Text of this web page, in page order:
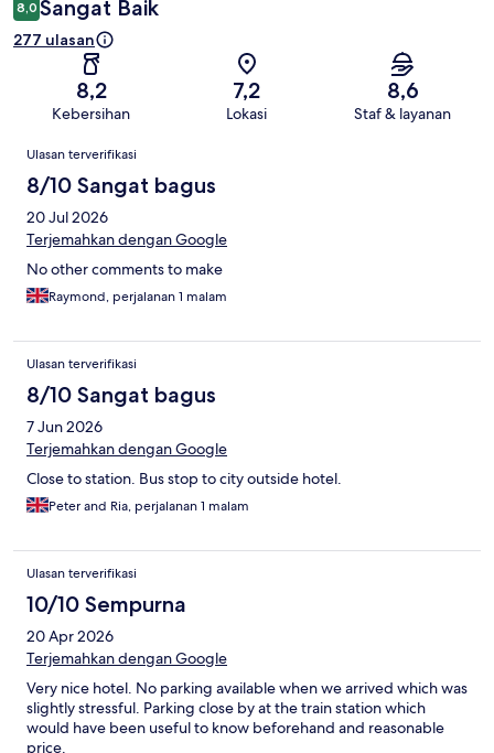
8,0 Sangat Baik
277 ulasan
8,2
Kebersihan
7,2
Lokasi
8,6
Staf & layanan
Ulasan
Ulasan terverifikasi
8/10 Sangat bagus
20 Jul 2026
Terjemahkan dengan Google
No other comments to make
Raymond, perjalanan 1 malam
Ulasan terverifikasi
8/10 Sangat bagus
7 Jun 2026
Terjemahkan dengan Google
Close to station. Bus stop to city outside hotel.
Peter and Ria, perjalanan 1 malam
Ulasan terverifikasi
10/10 Sempurna
20 Apr 2026
Terjemahkan dengan Google
Very nice hotel. No parking available when we arrived which was
slightly stressful. Parking close by at the train station which
would have been useful to know beforehand and reasonable
price.